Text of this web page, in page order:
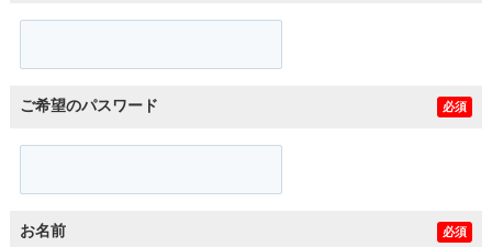
ご希望のパスワード 必須
お名前 必須